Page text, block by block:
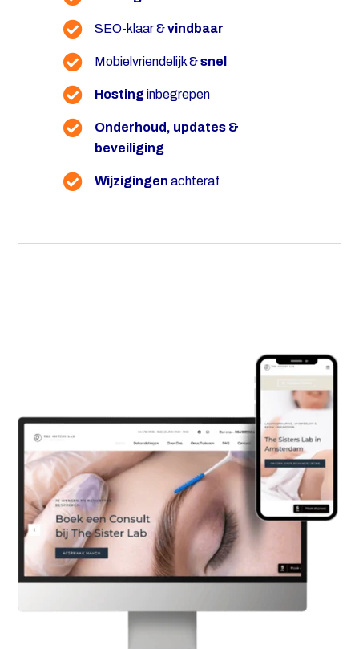
SEO-klaar &vindbaar
Mobielvriendelijk &snel
Hosting inbegrepen
Onderhoud, updates &
beveiliging
Wijzigingen achteraf